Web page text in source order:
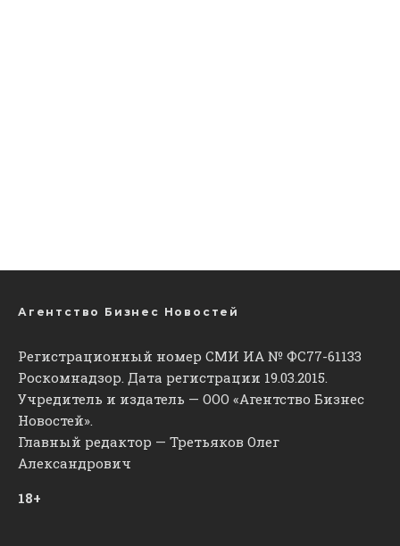
Агентство Бизнес Новостей
Регистрационный номер СМИ ИА № ФС77-61133
Роскомнадзор. Дата регистрации 19.03.2015.
Учредитель и издатель — ООО «Агентство Бизнес
Новостей».
Главный редактор — Третьяков Олег
Александрович
18+